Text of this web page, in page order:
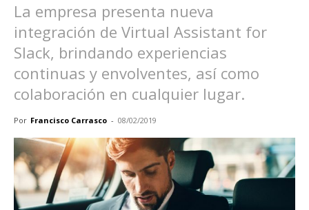
La empresa presenta nueva
integración de Virtual Assistant for
Slack, brindando experiencias
continuas y envolventes, así como
colaboración en cualquier lugar.
Por Francisco Carrasco - 08/02/2019